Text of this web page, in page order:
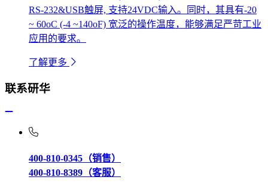
RS-232&USB触屏, 支持24VDC输入。同时，其具有-20
~ 60oC (-4 ~140oF) 宽泛的操作温度，能够满足严苛工业
应用的要求。
了解更多
联系研华
400-810-0345（销售）
400-810-8389（客服）